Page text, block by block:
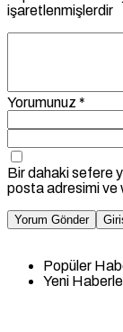
işaretlenmişlerdir
Yorumunuz *
Bir dahaki sefere
posta adresimi ve
Yorum Gönder
Popüler
Yeni